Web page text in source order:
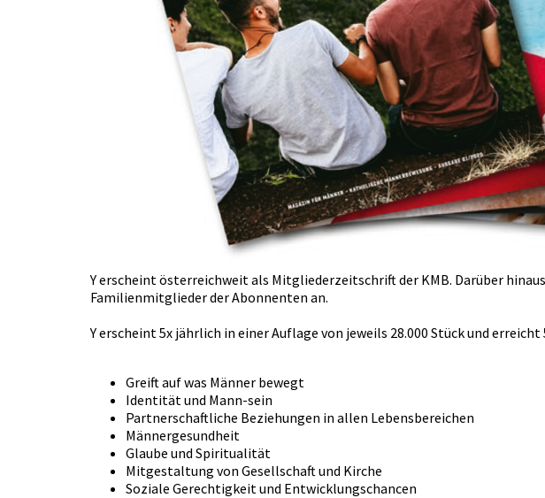
Y erscheint österreichweit als Mitgliederzeitschrift der KMB. Darüber
Familienmitglieder der Abonnenten an.
Y erscheint 5x jährlich in einer Auflage von jeweils 28.000 Stück und erreicht
Greift auf was Männer bewegt
Identität und Mann-sein
Partnerschaftliche Beziehungen in allen Lebensbereichen
Männergesundheit
Glaube und Spiritualität
Mitgestaltung von Gesellschaft und Kirche
Soziale Gerechtigkeit und Entwicklungschancen